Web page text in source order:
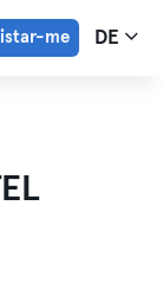
me DE